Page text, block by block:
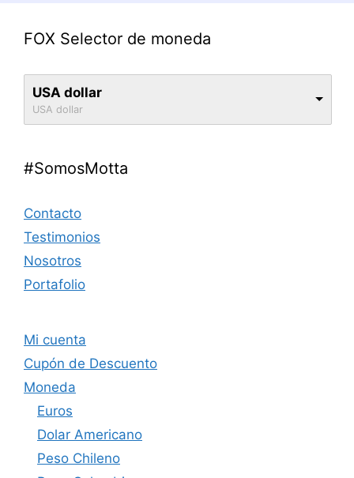
FOX Selector de moneda
USA dollar
USA dollar
#SomosMotta
Contacto
Testimonios
Nosotros
Portafolio
Mi cuenta
Cupón de Descuento
Moneda
Euros
Dolar Americano
Peso Chileno